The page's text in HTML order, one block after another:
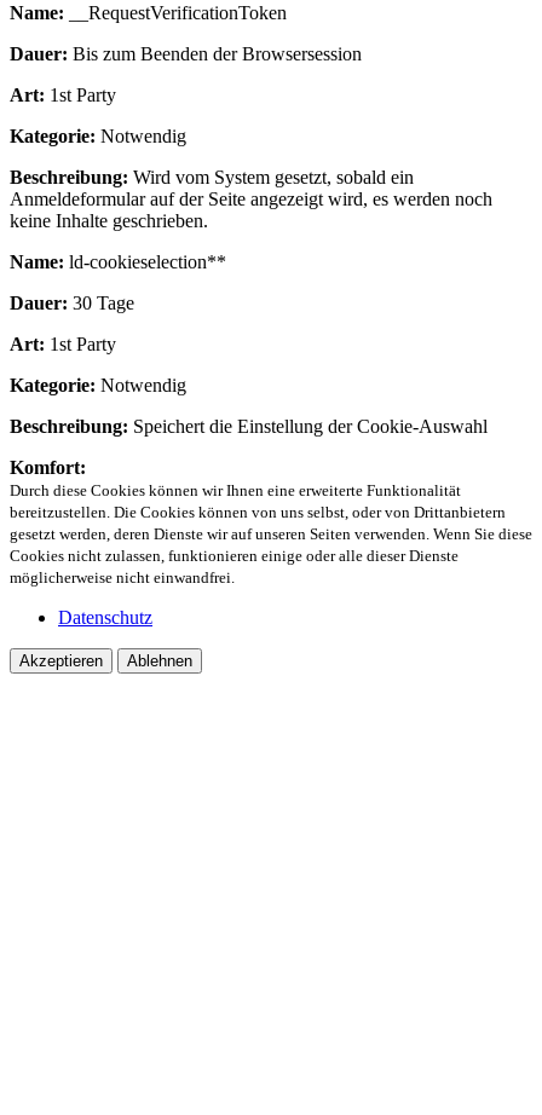
Name: __RequestVerificationToken
Dauer: Bis zum Beenden der Browsersession
Art: 1st Party
Kategorie: Notwendig
Beschreibung: Wird vom System gesetzt, sobald ein
Anmeldeformular auf der Seite angezeigt wird, es werden noch
keine Inhalte geschrieben.
Name: ld-cookieselection**
Dauer: 30 Tage
Art: 1st Party
Kategorie: Notwendig
Beschreibung: Speichert die Einstellung der Cookie-Auswahl
Komfort:
Durch diese Cookies können wir Ihnen eine erweiterte Funktionalität
bereitzustellen. Die Cookies können von uns selbst, oder von Drittanbietern
gesetzt werden, deren Dienste wir auf unseren Seiten verwenden. Wenn Sie diese
Cookies nicht zulassen, funktionieren einige oder alle dieser Dienste
möglicherweise nicht einwandfrei.
Datenschutz
Akzeptieren Ablehnen